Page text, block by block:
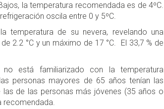
la temperatura recomendada es de 4ºC.
oscila entre 0 y 5ºC.
temperatura de su nevera, revelando una
2.2 °C y un máximo de 17 °C. El 33,7 % de
está familiarizado con la temperatura
personas mayores de 65 años tenían las
de las personas más jóvenes (35 años o
recomendada.